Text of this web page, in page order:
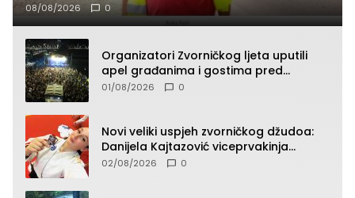
08/08/2026 0
Organizatori Zvorničkog ljeta uputili
apel građanima i gostima pred
početak koncertnog programa
01/08/2026 0
Novi veliki uspjeh zvorničkog džudoa:
Danijela Kajtazović viceprvakinja
Balkana u seniorskoj konkurenciji
02/08/2026 0